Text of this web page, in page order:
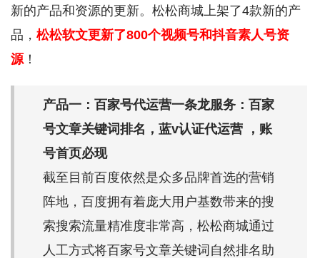
新的产品和资源的更新。松松商城上架了4款新的产
品， 松松软文更新了800个视频号和抖音素人号资
源 ！
产品一：百家号代运营一条龙服务：百家
号文章关键词排名，蓝v认证代运营 ，账
号首页必现
截至目前百度依然是众多品牌首选的营销
阵地，百度拥有着庞大用户基数带来的搜
索搜索流量精准度非常高，松松商城通过
人工方式将百家号文章关键词自然排名助